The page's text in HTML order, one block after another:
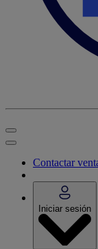
Contactar
Iniciar sesión